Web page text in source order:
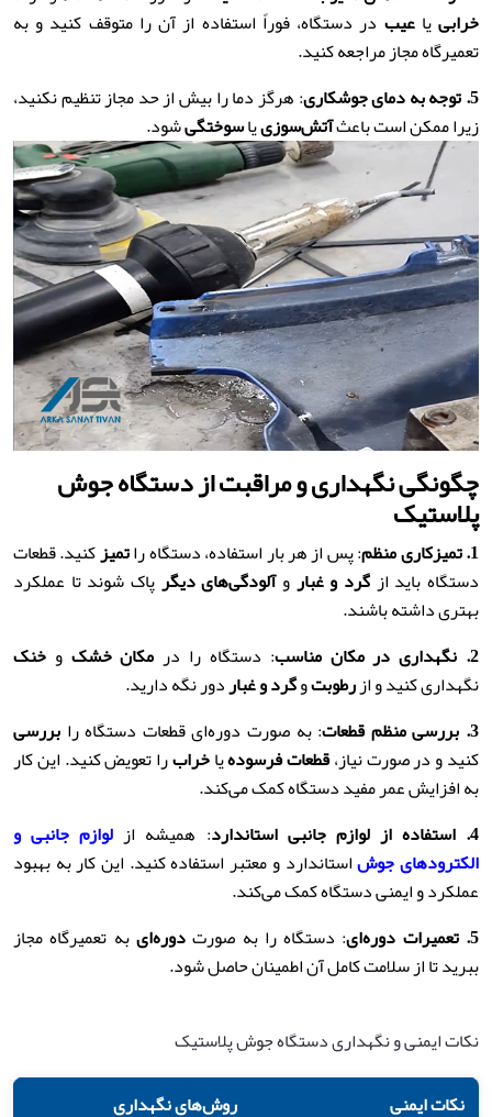
خرابییاعیب در دستگاه، فوراً استفاده از آن را متوقف کنید و به
تعمیرگاه مجاز مراجعه کنید.
5. توجه به دمای جوشکاری: هرگز دما را بیش از حد مجاز تنظیم نکنید،
زیرا ممکن است باعثآتش‌سوزییاسوختگیشود.
چگونگی نگهداری و مراقبت از دستگاه جوش
پلاستیک
1. تمیزکاری منظم: پس از هر بار استفاده، دستگاه راتمیزکنید. قطعات
دستگاه باید ازگرد و غباروآلودگی‌های دیگرپاک شوند تا عملکرد
بهتری داشته باشند.
2. نگهداری در مکان مناسب: دستگاه را در مکان خشک و خنک
نگهداری کنید و ازرطوبتوگرد و غباردور نگه دارید.
3. بررسی منظم قطعات: به صورت دوره‌ای قطعات دستگاه را بررسی
کنید و در صورت نیاز،قطعات فرسودهیاخرابرا تعویض کنید. این کار
به افزایش عمر مفید دستگاه کمک می‌کند.
4. استفاده از لوازم جانبی استاندارد: همیشه از لوازم جانبی و
الکترودهای جوشاستاندارد و معتبر استفاده کنید. این کار به بهبود
عملکرد و ایمنی دستگاه کمک می‌کند.
5. تعمیرات دوره‌ای: دستگاه را به صورتدوره‌ایبه تعمیرگاه مجاز
ببرید تا از سلامت کامل آن اطمینان حاصل شود.
نکات ایمنی و نگهداری دستگاه جوش پلاستیک
نکات ایمنی
روش‌های نگهداری